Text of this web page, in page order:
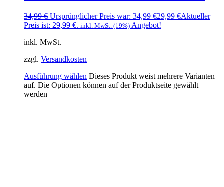
34,99€ Ursprünglicher Preis war: 34,99 €29,99 €Aktueller
Preis ist: 29,99 €. inkl. MwSt. (19%) Angebot!
inkl. MwSt.
zzgl. Versandkosten
Ausführung wählen Dieses Produkt weist mehrere Varianten
auf. Die Optionen können auf der Produktseite gewählt
werden